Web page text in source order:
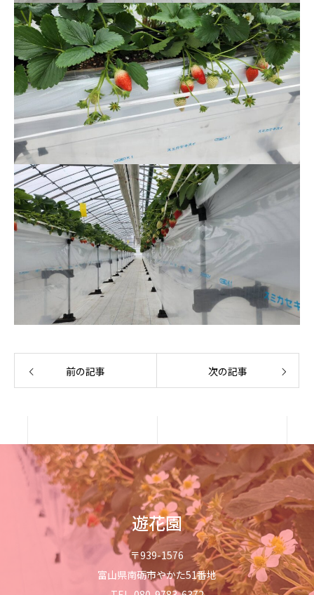
前の記事 次の記事
遊花園
〒939-1576
富山県南砺市やかた51番地